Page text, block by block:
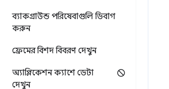
ব্যাকগ্রাউন্ড পরিষেবাগুলি ডিবাগ
করুন
ফ্রেমের বিশদ বিবরণ দেখুন
অ্যাপ্লিকেশন ক্যাশে ডেটা
দেখুন